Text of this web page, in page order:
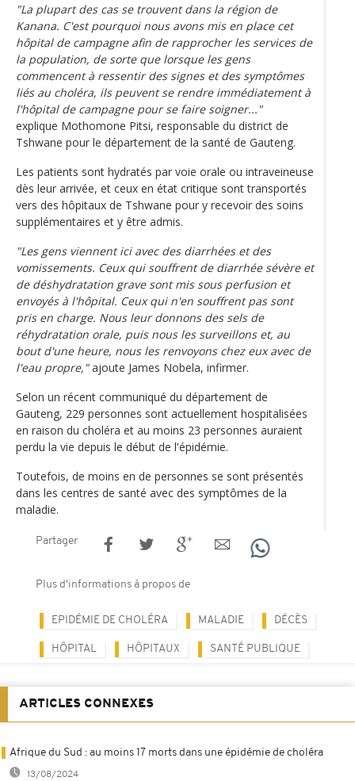
"La plupart des cas se trouvent dans la région de
Kanana. C'est pourquoi nous avons mis en place cet
hôpital de campagne afin de rapprocher les services de
la population, de sorte que lorsque les gens
commencent à ressentir des signes et des symptômes
liés au choléra, ils peuvent se rendre immédiatement à
l'hôpital de campagne pour se faire soigner..."
explique Mothomone Pitsi, responsable du district de
Tshwane pour le département de la santé de Gauteng.
Les patients sont hydratés par voie orale ou intraveineuse
dès leur arrivée, et ceux en état critique sont transportés
vers des hôpitaux de Tshwane pour y recevoir des soins
supplémentaires et y être admis.
"Les gens viennent ici avec des diarrhées et des
vomissements. Ceux qui souffrent de diarrhée sévère et
de déshydratation grave sont mis sous perfusion et
envoyés à l'hôpital. Ceux qui n'en souffrent pas sont
pris en charge. Nous leur donnons des sels de
réhydratation orale, puis nous les surveillons et, au
bout d'une heure, nous les renvoyons chez eux avec de
l'eau propre,"ajoute James Nobela, infirmer.
Selon un récent communiqué du département de
Gauteng, 229 personnes sont actuellement hospitalisées
en raison du choléra et au moins 23 personnes auraient
perdu la vie depuis le début de l'épidémie.
Toutefois, de moins en de personnes se sont présentés
dans les centres de santé avec des symptômes de la
maladie.
Partager
Plus d'informations à propos de
EPIDÉMIE DE CHOLÉRA MALADIE DÉCÈS
HÔPITAL HÔPITAUX SANTÉ PUBLIQUE
ARTICLES CONNEXES
Afrique du Sud : au moins 17 morts dans une épidémie de choléra
13/08/2024